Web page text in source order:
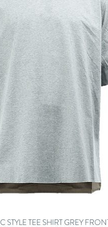
STYLE TEE SHIRT GREY